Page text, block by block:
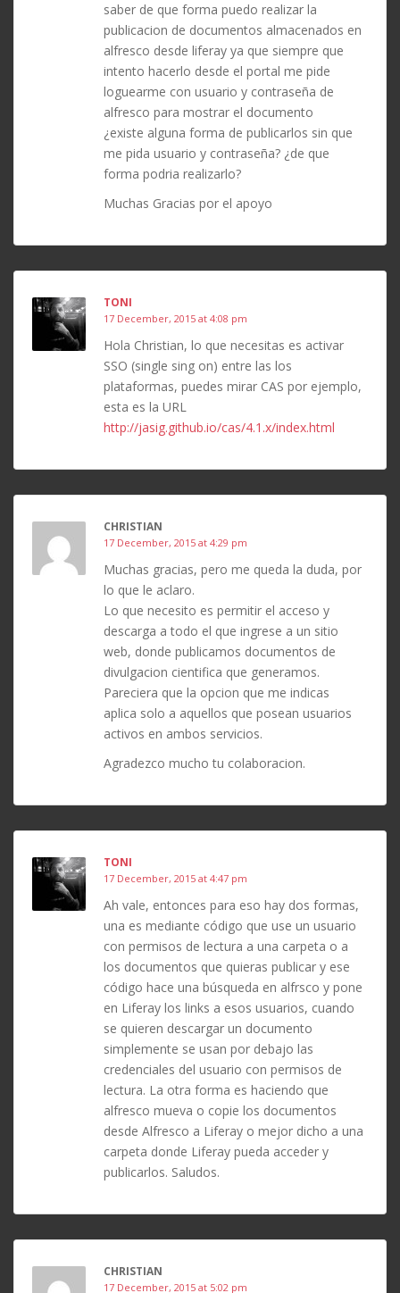
saber de que forma puedo realizar la
publicacion de documentos almacenados en
alfresco desde liferay ya que siempre que
intento hacerlo desde el portal me pide
loguearme con usuario y contraseña de
alfresco para mostrar el documento
¿existe alguna forma de publicarlos sin que
me pida usuario y contraseña? ¿de que
forma podria realizarlo?
Muchas Gracias por el apoyo
TONI
17 December, 2015 at 4:08 pm
Hola Christian, lo que necesitas es activar
SSO (single sing on) entre las los
plataformas, puedes mirar CAS por ejemplo,
esta es la URL
http://jasig.github.io/cas/4.1.x/index.html
CHRISTIAN
17 December, 2015 at 4:29 pm
Muchas gracias, pero me queda la duda, por
lo que le aclaro.
Lo que necesito es permitir el acceso y
descarga a todo el que ingrese a un sitio
web, donde publicamos documentos de
divulgacion cientifica que generamos.
Pareciera que la opcion que me indicas
aplica solo a aquellos que posean usuarios
activos en ambos servicios.
Agradezco mucho tu colaboracion.
TONI
17 December, 2015 at 4:47 pm
Ah vale, entonces para eso hay dos formas,
una es mediante código que use un usuario
con permisos de lectura a una carpeta o a
los documentos que quieras publicar y ese
código hace una búsqueda en alfrsco y pone
en Liferay los links a esos usuarios, cuando
se quieren descargar un documento
simplemente se usan por debajo las
credenciales del usuario con permisos de
lectura. La otra forma es haciendo que
alfresco mueva o copie los documentos
desde Alfresco a Liferay o mejor dicho a una
carpeta donde Liferay pueda acceder y
publicarlos. Saludos.
CHRISTIAN
17 December, 2015 at 5:02 pm